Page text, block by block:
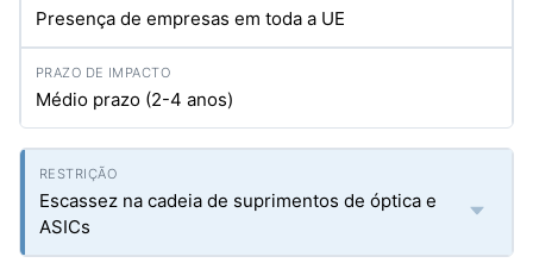
Presença de empresas em toda a UE
Médio prazo (2-4 anos)
Escassez na cadeia de suprimentos de óptica e
ASICs